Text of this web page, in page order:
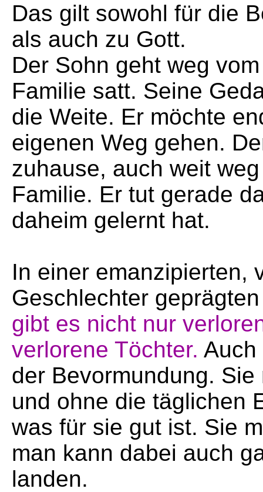
Das gilt sowohl für die
als auch zu Gott.
Der Sohn geht weg
Familie satt. Seine
die Weite. Er möchte
eigenen Weg gehen.
zuhause, auch weit
Familie. Er tut gerade
daheim gelernt hat.
In einer emanzipierten,
Geschlechter
gibt es nicht nur
verlorene Töchter. Auch
der Bevormundung.
und ohne die täglichen
was für sie gut ist. Sie
man kann dabei auch
landen.